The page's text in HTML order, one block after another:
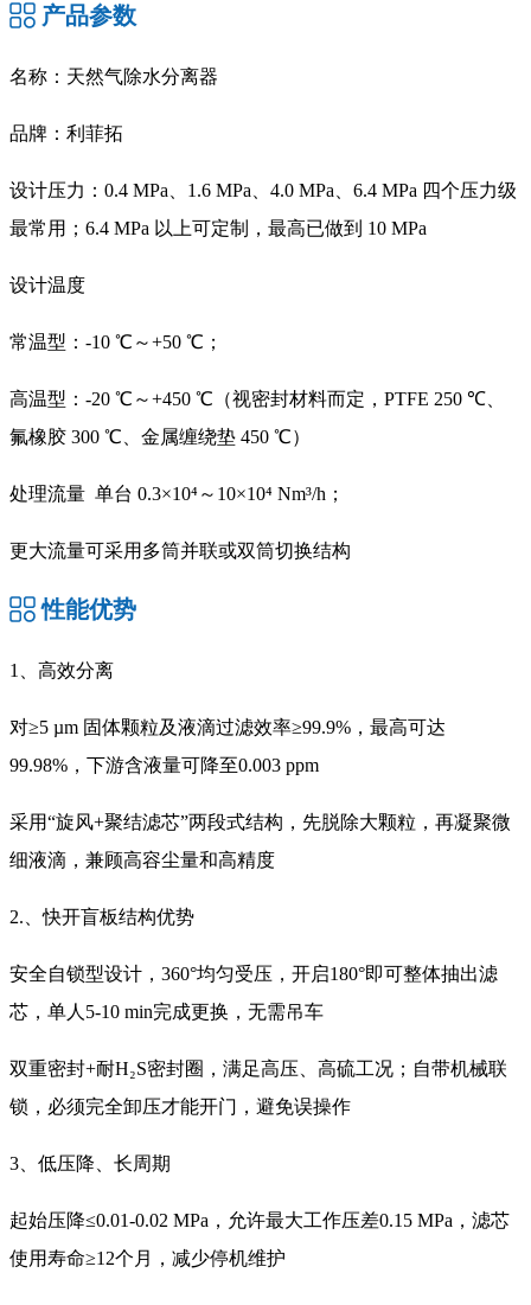
产品参数
名称：天然气除水分离器
品牌：利菲拓
设计压力：0.4 MPa、1.6 MPa、4.0 MPa、6.4 MPa 四个压力级
最常用；6.4 MPa 以上可定制，最高已做到 10 MPa
设计温度
常温型：-10 ℃～+50 ℃；
高温型：-20 ℃～+450 ℃（视密封材料而定，PTFE 250 ℃、
氟橡胶 300 ℃、金属缠绕垫 450 ℃）
处理流量 单台 0.3×10⁴～10×10⁴ Nm³/h；
更大流量可采用多筒并联或双筒切换结构
性能优势
1、高效分离
对≥5 µm 固体颗粒及液滴过滤效率≥99.9%，最高可达
99.98%，下游含液量可降至0.003 ppm
采用“旋风+聚结滤芯”两段式结构，先脱除大颗粒，再凝聚微
细液滴，兼顾高容尘量和高精度
2.、快开盲板结构优势
安全自锁型设计，360°均匀受压，开启180°即可整体抽出滤
芯，单人5-10 min完成更换，无需吊车
双重密封+耐H₂S密封圈，满足高压、高硫工况；自带机械联
锁，必须完全卸压才能开门，避免误操作
3、低压降、长周期
起始压降≤0.01-0.02 MPa，允许最大工作压差0.15 MPa，滤芯
使用寿命≥12个月，减少停机维护